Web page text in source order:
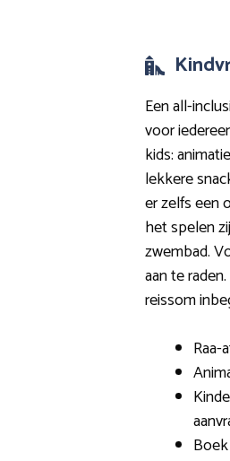
Een all-
voor
kids:
lekkere
er zelfs een
het spelen
zwembad.
aan te
reissom